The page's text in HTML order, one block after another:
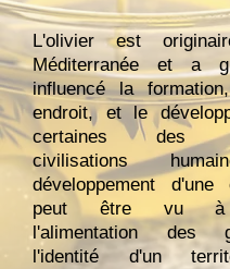
L'olivier est
Méditerranée et a
influencé la
endroit, et le
certaines des
civilisations
développement d'une
peut être vu à
l'alimentation des
l'identité d'un